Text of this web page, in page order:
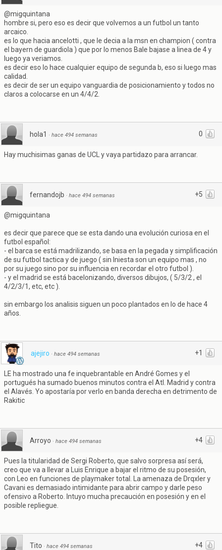
@migquintana
hombre si, pero eso es decir que volvemos a un futbol un tanto
arcaico.
es lo que hacia ancelotti , que le decia a la msn en champion ( contra
el bayern de guardiola ) que por lo menos Bale bajase a linea de 4 y
luego ya veriamos.
es decir eso lo hace cualquier equipo de segunda b, eso si luego mas
calidad.
es decir de ser un equipo vanguardia de posicionamiento y todos no
claros a colocarse en un 4/4/2.
0
hola1 · hace 494 semanas
Hay muchisimas ganas de UCL y vaya partidazo para arrancar.
+5
fernandojb · hace 494 semanas
@migquintana
es decir que parece que se esta dando una evolución curiosa en el
futbol español:
- el barca se está madrilizando, se basa en la pegada y simplificación
de su futbol tactica y de juego ( sin Iniesta son un equipo mas , no
por su juego sino por su influencia en recordar el otro futbol ).
- y el madrid se está bacelonizando, diversos dibujos, ( 5/3/2 , el
4/2/3/1, etc, etc ).
sin embargo los analisis siguen un poco plantados en lo de hace 4
años.
+1
ajejiro · hace 494 semanas
LE ha mostrado una fe inquebrantable en André Gomes y el
portugués ha sumado buenos minutos contra el Atl. Madrid y contra
el Alavés. Yo apostaría por verlo en banda derecha en detrimento de
Rakitic
+4
Arroyo · hace 494 semanas
Pues la titularidad de Sergi Roberto, que salvo sorpresa así será,
creo que va a llevar a Luis Enrique a bajar el ritmo de su posesión,
con Leo en funciones de playmaker total. La amenaza de Drqxler y
Cavani es demasiado intimidante para abrir campo y darle peso
ofensivo a Roberto. Intuyo mucha precaución en posesión y en el
posible repliegue.
+4
Tito · hace 494 semanas